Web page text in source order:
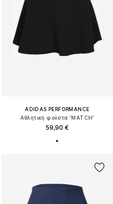
ADIDAS PERFORMANCE
Αθλητική φούστα 'MATCH'
59,90 €